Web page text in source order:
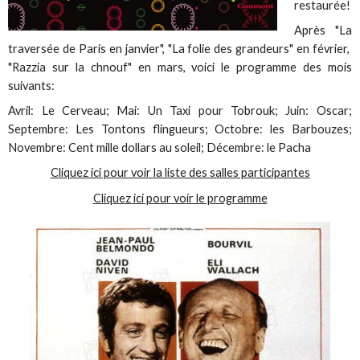
restaurée!
Après "La
traversée de Paris en janvier", "La folie des grandeurs" en février,
"Razzia sur la chnouf" en mars, voici le programme des mois
suivants:
Avril: Le Cerveau; Mai: Un Taxi pour Tobrouk; Juin: Oscar;
Septembre: Les Tontons flingueurs; Octobre: les Barbouzes;
Novembre: Cent mille dollars au soleil; Décembre: le Pacha
Cliquez ici pour voir la liste des salles participantes
Cliquez ici pour voir le programme